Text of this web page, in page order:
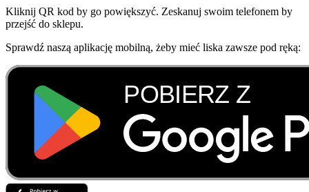
Kliknij QR kod by go powiększyć. Zeskanuj swoim telefonem by
przejść do sklepu.
Sprawdź naszą aplikację mobilną, żeby mieć liska zawsze pod ręką: